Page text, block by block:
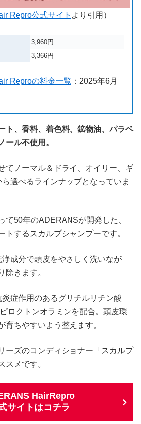
Repro公式サイト より引用）
3,960円
3,366円
Reproの料金一覧 ： 2025年6月
ト、香料、着色料、鉱物油、パラベ
ール不使用。
てノーマル＆ドライ、オイリー、ギ
選べるラインナップとなっていま
て50年のADERANSが開発した、
トするスカルプシャンプーです。
成分で頭皮をやさしく洗いなが
除きます。
症作用のあるグリチルリチン酸
ロクトンオラミンを配合。頭皮環
育ちやすいよう整えます。
ーズのコンディショナー「スカルプ
スメです。
HairRepro
サイトはコチラ